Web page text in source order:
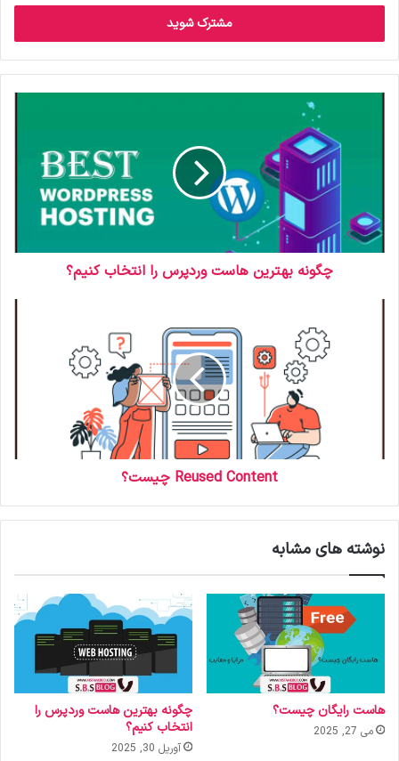
خود
وارد
کنید
چگونه بهترین هاست وردپرس را انتخاب کنیم؟
Reused Content چیست؟
نوشته های مشابه
هاست رایگان چیست؟
می 27, 2025
چگونه بهترین هاست وردپرس را
انتخاب کنیم؟
آوریل 30, 2025